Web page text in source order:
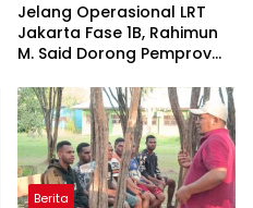
Jelang Operasional LRT
Jakarta Fase 1B, Rahimun
M. Said Dorong Pemprov
Economic Corridor
Initiative
Berita